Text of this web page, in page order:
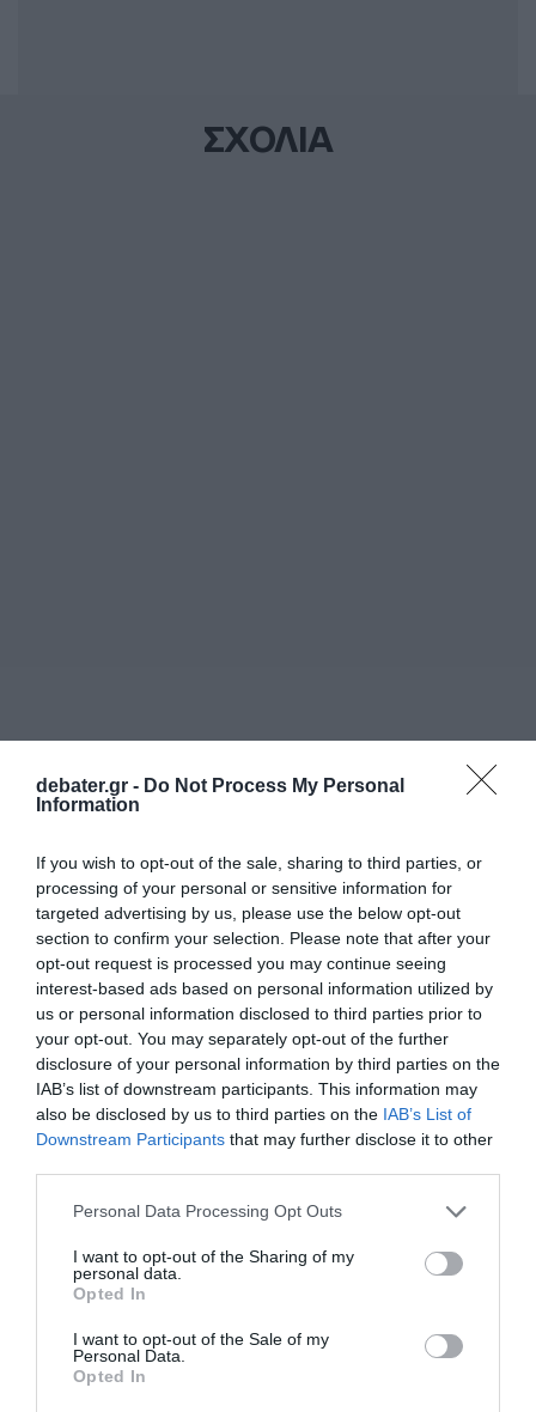
debater.gr - Do Not Process My Personal
Information
If you wish to opt-out of the sale, sharing to third parties, or
processing of your personal or sensitive information for
targeted advertising by us, please use the below opt-out
section to confirm your selection. Please note that after your
opt-out request is processed you may continue seeing
interest-based ads based on personal information utilized by
us or personal information disclosed to third parties prior to
your opt-out. You may separately opt-out of the further
disclosure of your personal information by third parties on the
IAB’s list of downstream participants. This information may
also be disclosed by us to third parties on the IAB’s List of
Downstream Participants that may further disclose it to other
Please note that this website/app uses one or more Google
not limited to your visit or usage behaviour. You may click to
grant or deny consent to Google and its third-party tags to
use your data for below specified purposes in below Google
consent section.
Personal Data Processing Opt Outs
I want to opt-out of the Sharing of my
personal data.
Opted In
I want to opt-out of the Sale of my
Personal Data.
Opted In
ΣΧΟΛΙΑ
LIFESTYLE
LIFESTYLE
Οι Queens Of The Stone Age